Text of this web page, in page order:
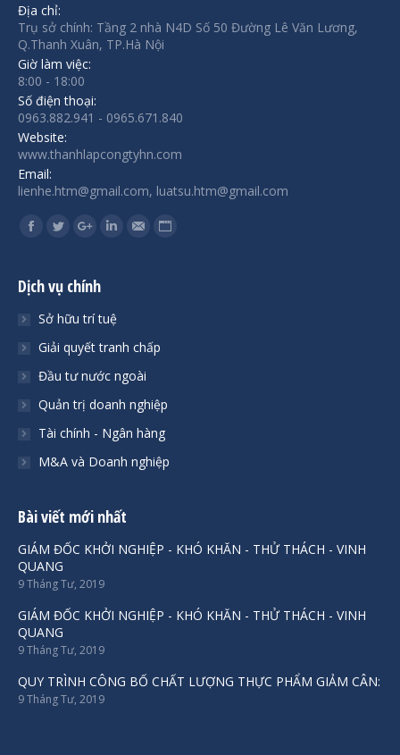
Địa chỉ:
Trụ sở chính: Tầng 2 nhà N4D Số 50 Đường Lê Văn Lương,
Q.Thanh Xuân, TP.Hà Nội
Giờ làm việc:
8:00 - 18:00
Số điện thoại:
0963.882.941 - 0965.671.840
Website:
www.thanhlapcongtyhn.com
Email:
lienhe.htm@gmail.com, luatsu.htm@gmail.com
Find us on:
Facebook
Twitter MailWebsite
Dịch vụ chính
Sở hữu trí tuệ
Giải quyết tranh chấp
Đầu tư nước ngoài
Quản trị doanh nghiệp
Tài chính - Ngân hàng
M&A và Doanh nghiệp
Bài viết mới nhất
GIÁM ĐỐC KHỞI NGHIỆP - KHÓ KHĂN - THỬ THÁCH - VINH
QUANG
9 Tháng Tư, 2019
GIÁM ĐỐC KHỞI NGHIỆP - KHÓ KHĂN - THỬ THÁCH - VINH
QUANG
9 Tháng Tư, 2019
QUY TRÌNH CÔNG BỐ CHẤT LƯỢNG THỰC PHẨM GIẢM CÂN:
9 Tháng Tư, 2019